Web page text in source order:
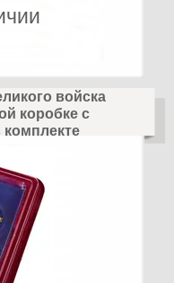
войска
коробке с